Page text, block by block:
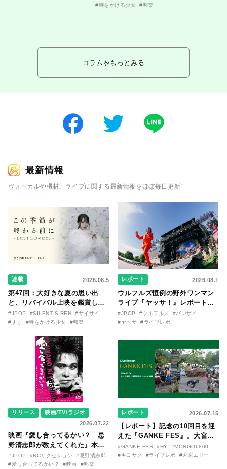
#時をかける少女
#邦楽
コラムをもっとみる
最新情報
ヴォーカルや機材、ライブに関する最新情報をほぼ毎日更新!
連載 2026.08.5
第47回：大好きな夏の思い出
と、リバイバル上映を鑑賞した
『時をかける少女』のおはなし
〜SILENT SIREN・すぅ『この
〇のはなし〜』
#JPOP #SILENT SIREN
#サイサイ
#すぅ
#時をかける少女 #邦楽
レポート 2026.08.1
ウルフルズ恒例の野外ワンマン
ライブ『ヤッサ！』レポート！
リリースから30年を迎えたアル
バム『バンザイ』完全再現に、
た日。
#JPOP #ウルフルズ
#バンザイ
#ヤッサ
#ライブレポ
リリース
映画/TV/ラジオ
2026.07.22
映画『愛し合ってるかい？ 忌
野清志郎が教えてくれた』本予
告映像とキービジュアルがつい
に解禁！ キヨシロー関連商品も
#JPOP #RCサクセション
#忌野清志郎
#愛し合ってるかい？
#映画 #邦楽
レポート 2026.07.15
【レポート】記念の10回目を迎
えた『GANKE FES』。大宮エ
リー作『アイヌの神々の崖』を
前に、キヨサク
#GANKE FES #HY
#MONGOL800
#キヨサク
#ライブレポ #大宮エリー